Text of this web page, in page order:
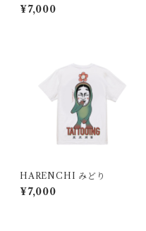
がいい
¥7,000
HARENCHI みどり
¥7,000